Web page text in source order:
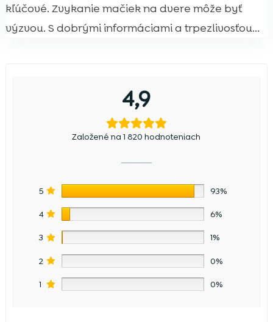
kľúčové. Zvykanie mačiek na dvere môže byť
výzvou. S dobrými informáciami a trpezlivosťou...
4,9
Založené na 1 820 hodnoteniach
5 93%
4 6%
3 1%
2 0%
1 0%